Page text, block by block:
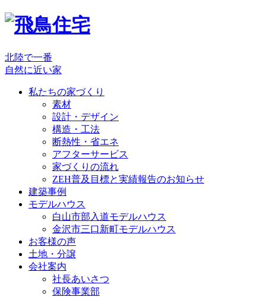
北陸で一番
自然に近い家
私たちの家づくり
素材
設計・デザイン
構造・工法
断熱性・省エネ
アフターサービス
家づくりの流れ
ZEH普及目標と実績報告のお知らせ
建築事例
モデルハウス
白山市部入道モデルハウス
金沢市三口新町モデルハウス
お客様の声
土地・分譲
会社案内
社長あいさつ
保険事業部